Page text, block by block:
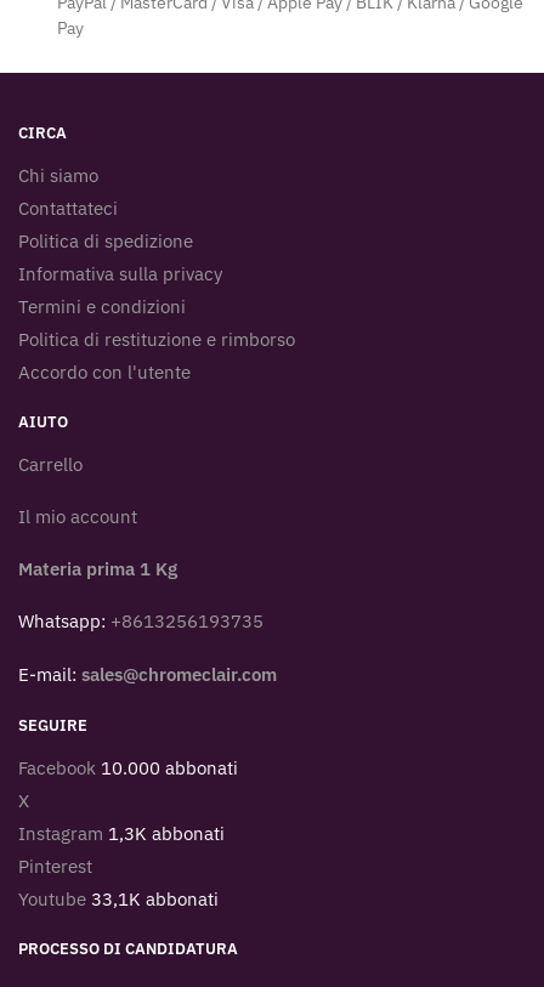
Pay
CIRCA
Chi siamo
Contattateci
Politica di spedizione
Informativa sulla privacy
Termini e condizioni
Politica di restituzione e rimborso
Accordo con l'utente
AIUTO
Carrello
Il mio account
Materia prima 1 Kg
Whatsapp: +8613256193735
E-mail: sales@chromeclair.com
SEGUIRE
Facebook 10.000 abbonati
X
Instagram 1,3K abbonati
Pinterest
Youtube 33,1K abbonati
PROCESSO DI CANDIDATURA